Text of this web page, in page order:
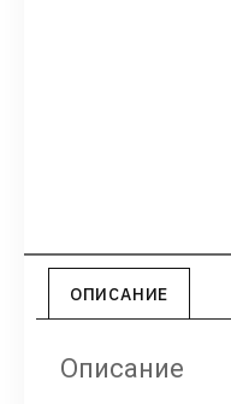
ОПИСАНИЕ
Описание